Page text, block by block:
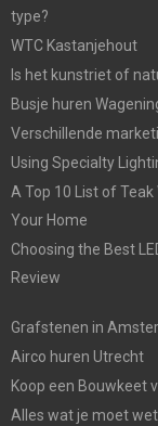
type?
WTC Kastanjehout
Is het kunstriet of
Busje huren
Verschillende
Using Specialty
A Top 10 List of
Your Home
Choosing the Best
Review
Grafstenen in
Airco huren Utrecht
Koop een Bouwkeet
Alles wat je moet